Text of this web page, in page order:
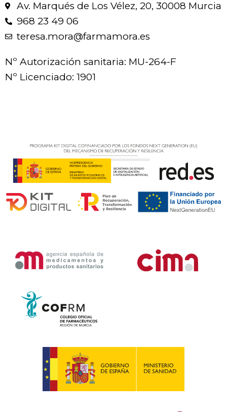
Av. Marqués de Los Vélez, 20, 30008 Murcia
968 23 49 06
teresa.mora@farmamora.es
Nº Autorización sanitaria: MU-264-F
Nº Licenciado: 1901